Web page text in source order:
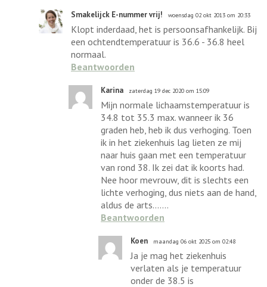
Smakelijck E-nummer vrij! woensdag 02 okt 2013 om 20:33
Klopt inderdaad, het is persoonsafhankelijk. Bij
een ochtendtemperatuur is 36.6 - 36.8 heel
normaal.
Beantwoorden
Karina zaterdag 19 dec 2020 om 15:09
Mijn normale lichaamstemperatuur is
34.8 tot 35.3 max. wanneer ik 36
graden heb, heb ik dus verhoging. Toen
ik in het ziekenhuis lag lieten ze mij
naar huis gaan met een temperatuur
van rond 38. Ik zei dat ik koorts had.
Nee hoor mevrouw, dit is slechts een
lichte verhoging, dus niets aan de hand,
aldus de arts.......
Beantwoorden
Koen maandag 06 okt 2025 om 02:48
Ja je mag het ziekenhuis
verlaten als je temperatuur
onder de 38.5 is